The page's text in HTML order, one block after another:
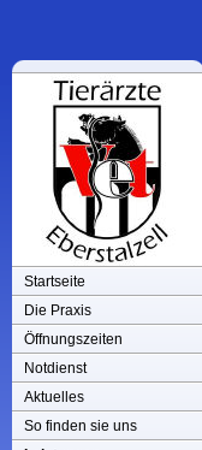
Startseite
Die Praxis
Öffnungszeiten
Notdienst
Aktuelles
So finden sie uns